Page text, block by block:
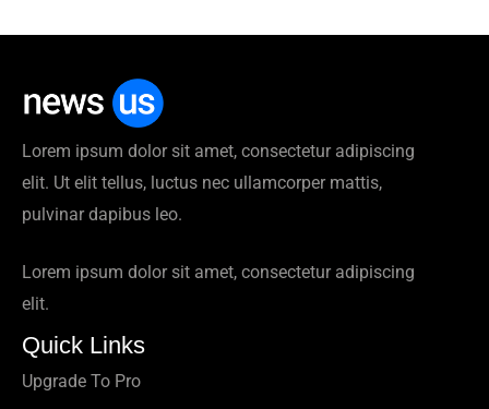
Lorem ipsum dolor sit amet, consectetur adipiscing
elit. Ut elit tellus, luctus nec ullamcorper mattis,
pulvinar dapibus leo.
Lorem ipsum dolor sit amet, consectetur adipiscing
elit.
Quick Links
Upgrade To Pro